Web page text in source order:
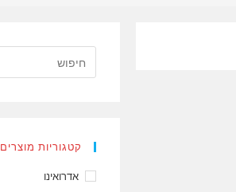
קטגוריות מוצרים
אדרואינו